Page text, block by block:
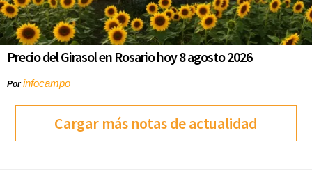
Precio del Girasol en Rosario hoy 8 agosto 2026
Porinfocampo
Cargar más notas de actualidad